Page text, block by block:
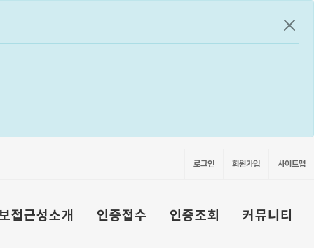
공지
로그인 회원가입 사이트맵
접근성소개 인증접수 인증조회 커뮤니티